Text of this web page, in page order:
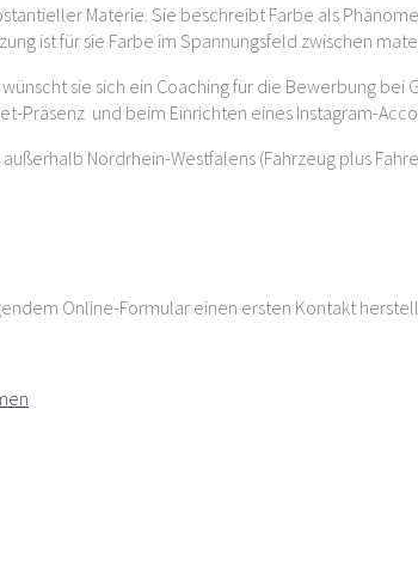
Materie. Sie beschreibt Farbe als
ist für sie Farbe im Spannungsfeld zwischen
sie sich ein Coaching für die Bewerbung
Präsenz und beim Einrichten eines Instagram-
Nordrhein-Westfalens (Fahrzeug plus
Online-Formular einen ersten Kontakt